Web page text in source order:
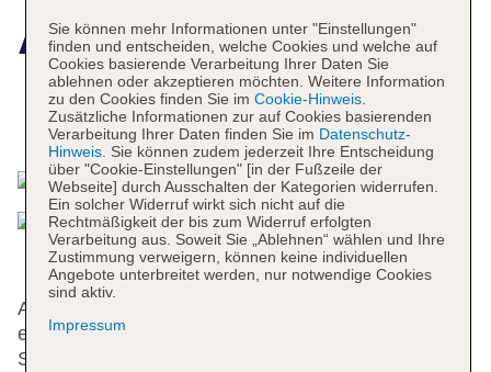
Apartments
Das bietet Ihre Unterkunft
An der Rezeption im Empfangsbereich steht
englischsprachiges Personal mit Rat und Tat zur
Seite. Eine Gepäckaufbewahrung, ein Safe und ein
Sie können mehr Informationen unter "Einstellungen"
finden und entscheiden, welche Cookies und welche auf
Cookies basierende Verarbeitung Ihrer Daten Sie
ablehnen oder akzeptieren möchten. Weitere Information
zu den Cookies finden Sie im Cookie-Hinweis.
Zusätzliche Informationen zur auf Cookies basierenden
Verarbeitung Ihrer Daten finden Sie im Datenschutz-
Hinweis. Sie können zudem jederzeit Ihre Entscheidung
über "Cookie-Einstellungen" [in der Fußzeile der
Webseite] durch Ausschalten der Kategorien widerrufen.
Ein solcher Widerruf wirkt sich nicht auf die
Rechtmäßigkeit der bis zum Widerruf erfolgten
Verarbeitung aus. Soweit Sie „Ablehnen“ wählen und Ihre
Zustimmung verweigern, können keine individuellen
Angebote unterbreitet werden, nur notwendige Cookies
sind aktiv.
Impressum